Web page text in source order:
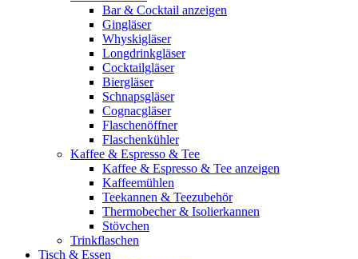
Bar & Cocktail anzeigen
Gingläser
Whyskigläser
Longdrinkgläser
Cocktailgläser
Biergläser
Schnapsgläser
Cognacgläser
Flaschenöffner
Flaschenkühler
Kaffee & Espresso & Tee
Kaffee & Espresso & Tee anzeigen
Kaffeemühlen
Teekannen & Teezubehör
Thermobecher & Isolierkannen
Stövchen
Trinkflaschen
Tisch & Essen